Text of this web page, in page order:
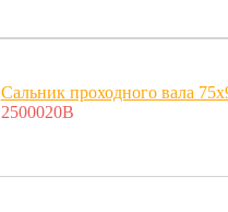
Сальник проходного вала
2500020B